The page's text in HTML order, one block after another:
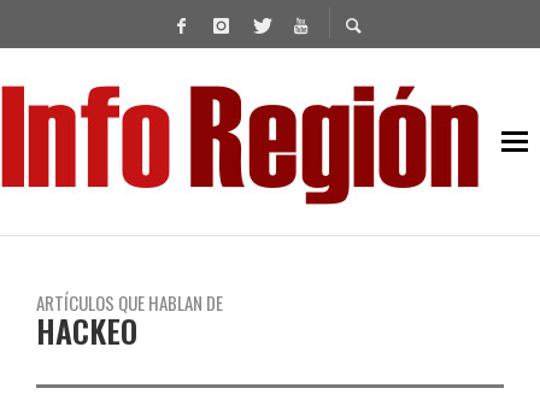
ARTÍCULOS QUE HABLAN DE
HACKEO